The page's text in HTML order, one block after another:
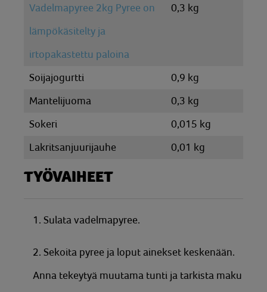
Vadelmapyree 2kg Pyree on
lämpökäsitelty ja
irtopakastettu paloina
0,3 kg
Soijajogurtti
0,9 kg
Mantelijuoma
0,3 kg
Sokeri
0,015 kg
Lakritsanjuurijauhe
0,01 kg
TYÖVAIHEET
1. Sulata vadelmapyree.
2. Sekoita pyree ja loput ainekset keskenään.
Anna tekeytyä muutama tunti ja tarkista maku